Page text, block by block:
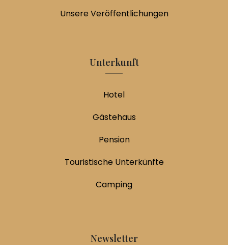
Unsere Veröffentlichungen
Unterkunft
Hotel
Gästehaus
Pension
Touristische Unterkünfte
Camping
Newsletter